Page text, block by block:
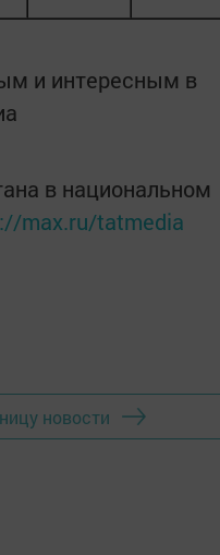
и интересным в
в национальном
max.ru/tatmedia
новости